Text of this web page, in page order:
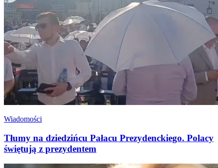
Wiadomości
Tłumy na dziedzińcu Pałacu Prezydenckiego. Polacy
świętują z prezydentem